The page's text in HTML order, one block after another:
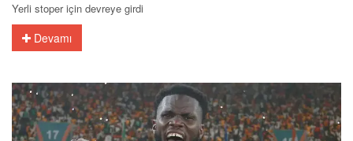
Yerli stoper için devreye girdi
Devamı